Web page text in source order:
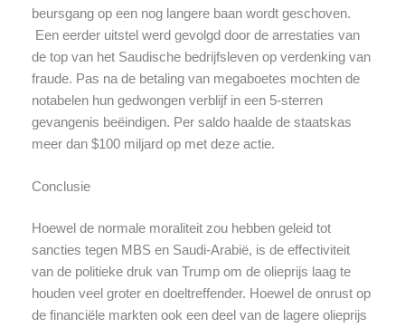
beursgang op een nog langere baan wordt geschoven.
Een eerder uitstel werd gevolgd door de arrestaties van
de top van het Saudische bedrijfsleven op verdenking van
fraude. Pas na de betaling van megaboetes mochten de
notabelen hun gedwongen verblijf in een 5-sterren
gevangenis beëindigen. Per saldo haalde de staatskas
meer dan $100 miljard op met deze actie.
Conclusie
Hoewel de normale moraliteit zou hebben geleid tot
sancties tegen MBS en Saudi-Arabië, is de effectiviteit
van de politieke druk van Trump om de olieprijs laag te
houden veel groter en doeltreffender. Hoewel de onrust op
de financiële markten ook een deel van de lagere olieprijs